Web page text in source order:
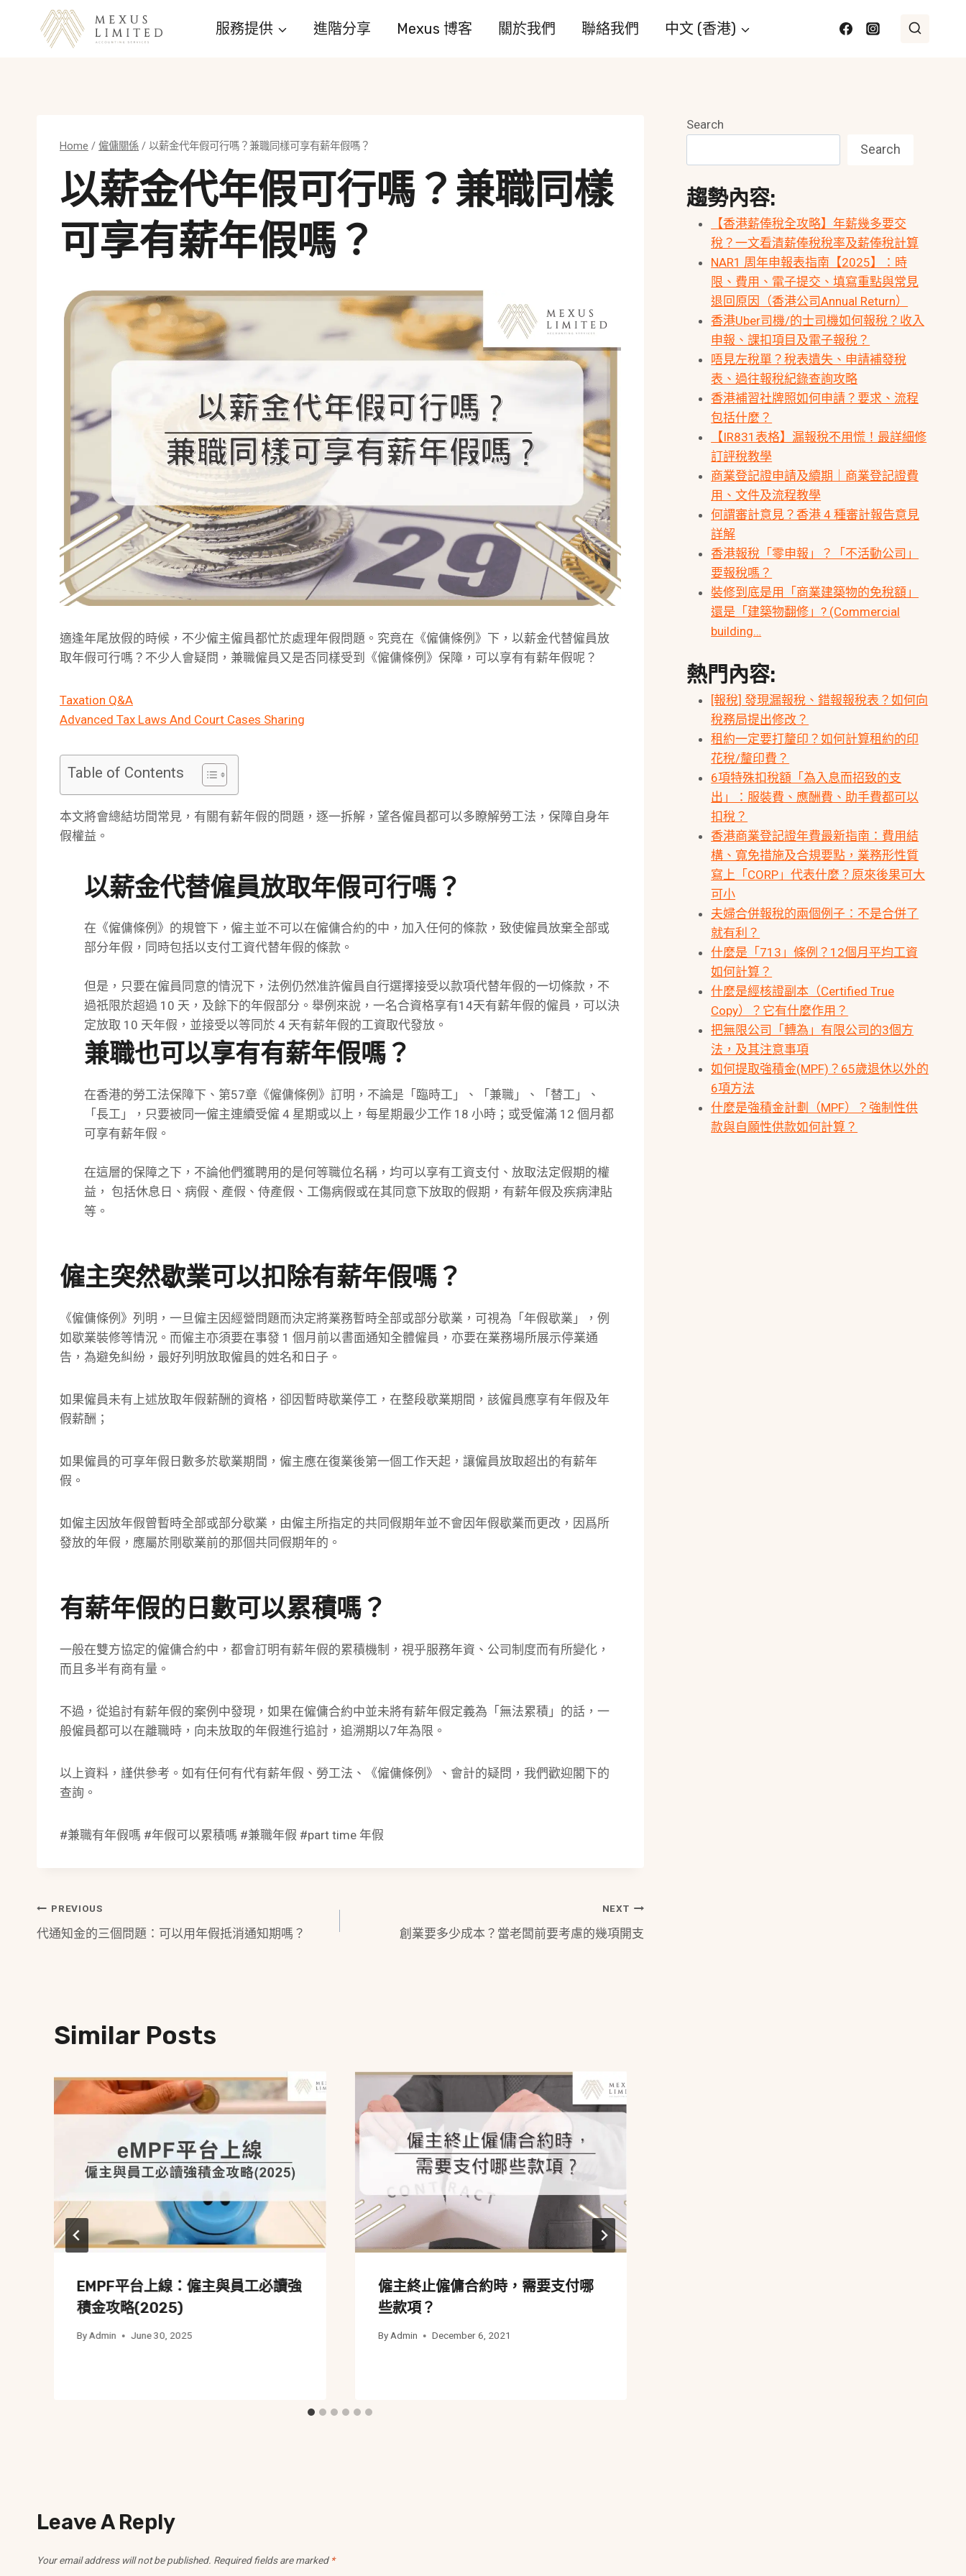
服務提供 進階分享 Mexus 博客 關於我們 聯絡我們 中文 (香港)
Home / 僱傭關係 / 以薪金代年假可行嗎？兼職同樣可享有薪年假嗎？
以薪金代年假可行嗎？兼職同樣
可享有薪年假嗎？
適逢年尾放假的時候，不少僱主僱員都忙於處理年假問題。究竟在《僱傭條例》下，以薪金代替僱員放
取年假可行嗎？不少人會疑問，兼職僱員又是否同樣受到《僱傭條例》保障，可以享有有薪年假呢？
Taxation Q&A
Advanced Tax Laws And Court Cases Sharing
Table of Contents
本文將會總結坊間常見，有關有薪年假的問題，逐一拆解，望各僱員都可以多瞭解勞工法，保障自身年
假權益。
以薪金代替僱員放取年假可行嗎？
在《僱傭條例》的規管下，僱主並不可以在僱傭合約的中，加入任何的條款，致使僱員放棄全部或
部分年假，同時包括以支付工資代替年假的條款。
但是，只要在僱員同意的情況下，法例仍然准許僱員自行選擇接受以款項代替年假的一切條款，不
過祇限於超過 10 天，及餘下的年假部分。舉例來說，一名合資格享有14天有薪年假的僱員，可以決
定放取 10 天年假，並接受以等同於 4 天有薪年假的工資取代發放。
兼職也可以享有有薪年假嗎？
在香港的勞工法保障下、第57章《僱傭條例》訂明，不論是「臨時工」、「兼職」、「替工」、
「長工」，只要被同一僱主連續受僱 4 星期或以上，每星期最少工作 18 小時；或受僱滿 12 個月都
可享有薪年假。
在這層的保障之下，不論他們獲聘用的是何等職位名稱，均可以享有工資支付、放取法定假期的權
益， 包括休息日、病假、產假、侍產假、工傷病假或在其同意下放取的假期，有薪年假及疾病津貼
等。
僱主突然歇業可以扣除有薪年假嗎？
《僱傭條例》列明，一旦僱主因經營問題而決定將業務暫時全部或部分歇業，可視為「年假歇業」，例
如歇業裝修等情況。而僱主亦須要在事發 1 個月前以書面通知全體僱員，亦要在業務場所展示停業通
告，為避免糾紛，最好列明放取僱員的姓名和日子。
如果僱員未有上述放取年假薪酬的資格，卻因暫時歇業停工，在整段歇業期間，該僱員應享有年假及年
假薪酬；
如果僱員的可享年假日數多於歇業期間，僱主應在復業後第一個工作天起，讓僱員放取超出的有薪年
假。
如僱主因放年假曾暫時全部或部分歇業，由僱主所指定的共同假期年並不會因年假歇業而更改，因爲所
發放的年假，應屬於剛歇業前的那個共同假期年的。
有薪年假的日數可以累積嗎？
一般在雙方協定的僱傭合約中，都會訂明有薪年假的累積機制，視乎服務年資、公司制度而有所變化，
而且多半有商有量。
不過，從追討有薪年假的案例中發現，如果在僱傭合約中並未將有薪年假定義為「無法累積」的話，一
般僱員都可以在離職時，向未放取的年假進行追討，追溯期以7年為限。
以上資料，謹供參考。如有任何有代有薪年假、勞工法、《僱傭條例》、會計的疑問，我們歡迎閣下的
查詢。
#兼職有年假嗎 #年假可以累積嗎 #兼職年假 #part time 年假
Post
PREVIOUS
代通知金的三個問題：可以用年假抵消通知期嗎？
NEXT
創業要多少成本？當老闆前要考慮的幾項開支
Similar Posts
EMPF平台上線：僱主與員工必讀強
積金攻略(2025)
ByAdmin June 30, 2025
僱主終止僱傭合約時，需要支付哪
些款項？
By Admin December 6, 2021
Leave A Reply
Your email address will not be published. Required fields are marked *
Search
Search
趨勢內容:
【香港薪俸稅全攻略】年薪幾多要交
稅？一文看清薪俸稅稅率及薪俸稅計算
NAR1 周年申報表指南【2025】：時
限、費用、電子提交、填寫重點與常見
退回原因（香港公司Annual Return）
香港Uber司機/的士司機如何報稅？收入
申報、課扣項目及電子報稅？
唔見左稅單？稅表遺失、申請補發稅
表、過往報稅紀錄查詢攻略
香港補習社牌照如何申請？要求、流程
包括什麼？
【IR831表格】漏報稅不用慌！最詳細修
訂評稅教學
商業登記證申請及續期｜商業登記證費
用、文件及流程教學
何謂審計意見？香港 4 種審計報告意見
詳解
香港報稅「零申報」？「不活動公司」
要報稅嗎？
裝修到底是用「商業建築物的免稅額」
還是「建築物翻修」? (Commercial
building…
熱門內容:
[報稅] 發現漏報稅、錯報報稅表？如何向
稅務局提出修改？
租約一定要打釐印？如何計算租約的印
花稅/釐印費？
6項特殊扣稅額「為入息而招致的支
出」：服裝費、應酬費、助手費都可以
扣稅？
香港商業登記證年費最新指南：費用結
構、寬免措施及合規要點，業務形性質
寫上「CORP」代表什麼？原來後果可大
可小
夫婦合併報稅的兩個例子：不是合併了
就有利？
什麼是「713」條例？12個月平均工資
如何計算？
什麼是經核證副本（Certified True
Copy）？它有什麼作用？
把無限公司「轉為」有限公司的3個方
法，及其注意事項
如何提取強積金(MPF)？65歲退休以外的
6項方法
什麼是強積金計劃（MPF）？強制性供
款與自願性供款如何計算？